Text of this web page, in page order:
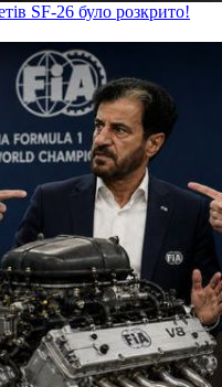
SF-26 було розкрито!